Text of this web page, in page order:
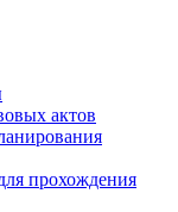
актов
прохождения